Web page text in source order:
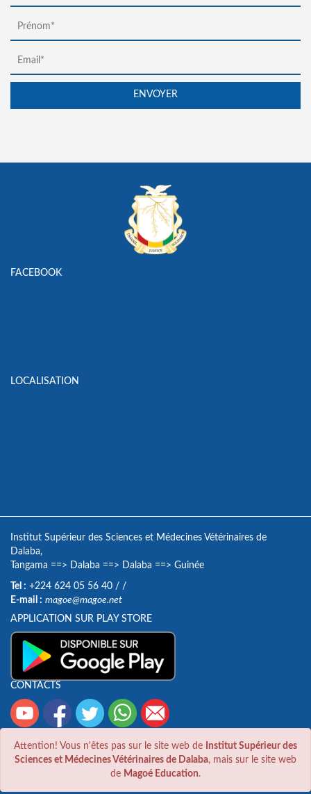
FACEBOOK
LOCALISATION
Institut Supérieur des Sciences et Médecines Vétérinaires de
Dalaba,
Tangama ==> Dalaba ==> Dalaba ==> Guinée
Tel : +224 624 05 56 40 / /
E-mail : magoe@magoe.net
APPLICATION SUR PLAY STORE
CONTACTS
Attention! Vous n'êtes pas sur le site web de
Institut Supérieur des
Sciences et Médecines Vétérinaires de Dalaba, mais sur le site web
de Magoé Education.